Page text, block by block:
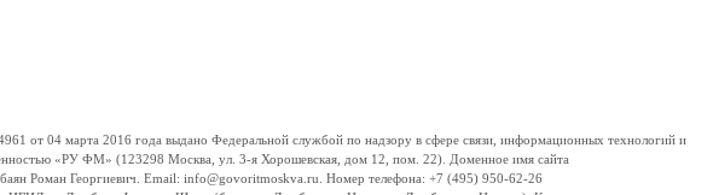
04 марта 2016 года выдано Федеральной службой по надзору в сфере связи, информационных технологий и
«РУ ФМ» (123298 Москва, ул. 3-я Хорошевская, дом 12, пом. 22). Доменное имя сайта
Роман Георгиевич. Email: info@govoritmoskva.ru. Номер телефона: +7 (495) 950-62-26